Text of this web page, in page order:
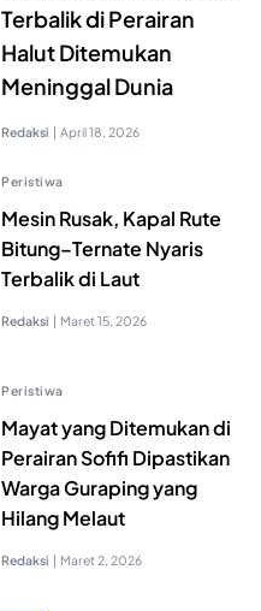
Terbalik di Perairan
Halut Ditemukan
Meninggal Dunia
Redaksi | April 18, 2026
Peristiwa
Mesin Rusak, Kapal Rute
Bitung–Ternate Nyaris
Terbalik di Laut
Redaksi | Maret 15, 2026
Peristiwa
Mayat yang Ditemukan di
Perairan Sofifi Dipastikan
Warga Guraping yang
Hilang Melaut
Redaksi | Maret 2, 2026